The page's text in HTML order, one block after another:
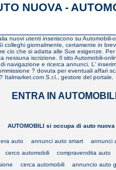
NUOVA -
nuovi utenti inseriscono su Automobili-
colleghi giornalmente, certamente in
cio che si adatta alle Sue esigenze.
nessuna iscrizione. Il sito Automobili-
navigazione e ricerca annunci. L'
? dovuta per eventuali affari
Italmarket.com S.r.l., gestore del portale.
ENTRA IN AUTOMOBILI
AUTOMOBILI si occupa di auto nuova
auto annunci auto smart annunci
cerco automobili compravendita auto
cerca automobili annuncio auto